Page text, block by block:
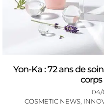
Yon-Ka : 72 ans de
corps
04/
COSMETIC NEWS,